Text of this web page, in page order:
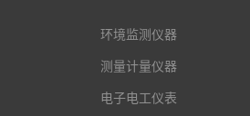
环境监测仪器
测量计量仪器
电子电工仪表